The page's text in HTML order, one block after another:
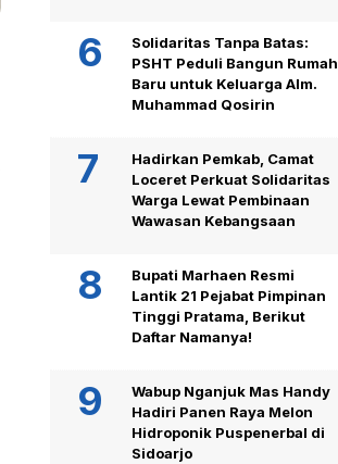
Solidaritas Tanpa Batas:
PSHT Peduli Bangun Rumah
Baru untuk Keluarga Alm.
Muhammad Qosirin
Hadirkan Pemkab, Camat
Loceret Perkuat Solidaritas
Warga Lewat Pembinaan
Wawasan Kebangsaan
Bupati Marhaen Resmi
Lantik 21 Pejabat Pimpinan
Tinggi Pratama, Berikut
Daftar Namanya!
Wabup Nganjuk Mas Handy
Hadiri Panen Raya Melon
Hidroponik Puspenerbal di
Sidoarjo